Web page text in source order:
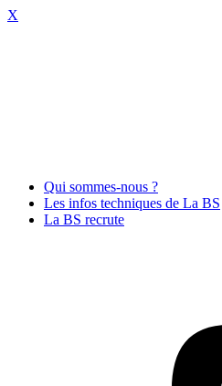
X
Qui sommes-nous ?
Les infos techniques de La BS
La BS recrute